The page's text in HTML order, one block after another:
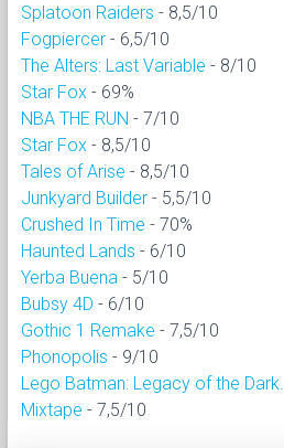
Splatoon Raiders - 8,5/10
Fogpiercer - 6,5/10
The Alters: Last Variable - 8/10
Star Fox - 69%
NBA THE RUN - 7/10
Star Fox - 8,5/10
Tales of Arise - 8,5/10
Junkyard Builder - 5,5/10
Crushed In Time - 70%
Haunted Lands - 6/10
Yerba Buena - 5/10
Bubsy 4D - 6/10
Gothic 1 Remake - 7,5/10
Phonopolis - 9/10
Lego Batman: Legacy of the Dark...
Mixtape - 7,5/10